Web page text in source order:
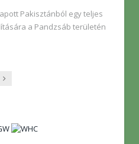
Pakisztánból egy teljes
a Pandzsáb területén
Következő